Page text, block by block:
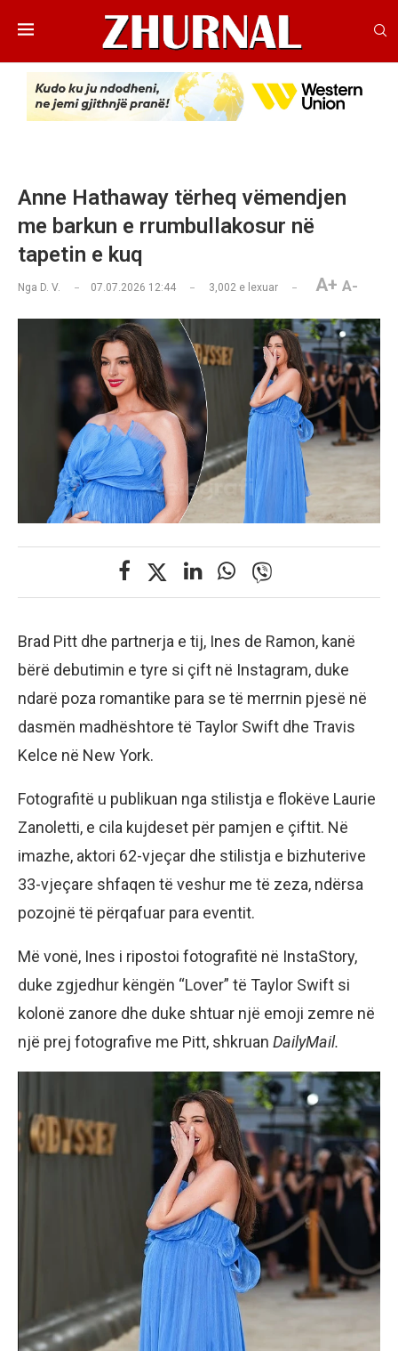
Anne Hathaway tërheq vëmendjen
me barkun e rrumbullakosur në
tapetin e kuq
Nga D. V. 07.07.2026 12:44 3,002 e lexuar A+ A-
Brad Pitt dhe partnerja e tij, Ines de Ramon, kanë
bërë debutimin e tyre si çift në Instagram, duke
ndarë poza romantike para se të merrnin pjesë në
dasmën madhështore të Taylor Swift dhe Travis
Kelce në New York.
Fotografitë u publikuan nga stilistja e flokëve Laurie
Zanoletti, e cila kujdeset për pamjen e çiftit. Në
imazhe, aktori 62-vjeçar dhe stilistja e bizhuterive
33-vjeçare shfaqen të veshur me të zeza, ndërsa
pozojnë të përqafuar para eventit.
Më vonë, Ines i ripostoi fotografitë në InstaStory,
duke zgjedhur këngën “Lover” të Taylor Swift si
kolonë zanore dhe duke shtuar një emoji zemre në
një prej fotografive me Pitt, shkruan DailyMail.